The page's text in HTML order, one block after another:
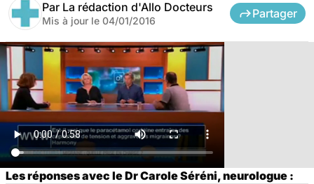
Par La rédaction d'Allo Docteurs
Mis à jour le 04/01/2016
Partager
Les réponses avec le Dr Carole Séréni, neurologue :